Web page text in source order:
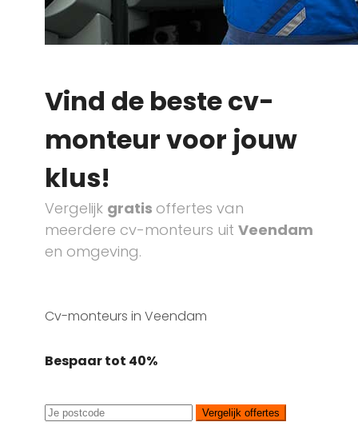
Vind de beste cv-
monteur voor jouw
klus!
Vergelijk gratis offertes van
meerdere cv-monteurs uit Veendam
en omgeving.
Cv-monteurs in Veendam
Bespaar tot 40%
Vergelijk offertes